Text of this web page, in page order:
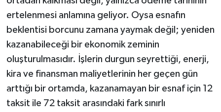
ertelenmesi anlamına geliyor. Oysa esnafın
beklentisi borcunu zamana yaymak değil; yeniden
kazanabileceği bir ekonomik zeminin
oluşturulmasıdır. İşlerin durgun seyrettiği, enerji,
kira ve finansman maliyetlerinin her geçen gün
arttığı bir ortamda, kazanamayan bir esnaf için 12
taksit ile 72 taksit arasındaki fark sınırlı